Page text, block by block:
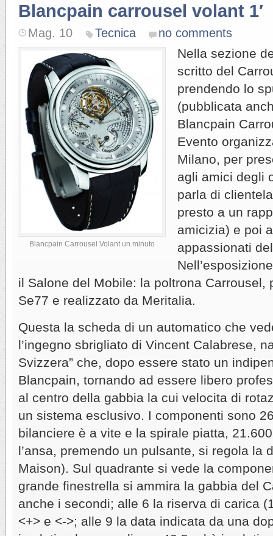
Blancpain carrousel volant 1′
Mag. 10 Tecnica no comments
Blancpain Carrousel Volant un minuto
Nella sezione
scritto del
prendendo lo
(pubblicata
Blancpain
Evento
Milano, per
agli amici degli
parla di
presto a un
amicizia) e poi
appassionati
il Salone del Mobile: la poltrona Carrousel,
Se77 e realizzato da Meritalia.
Questa la scheda di un automatico che
l’ingegno sbrigliato di Vincent Calabrese,
Svizzera” che, dopo essere stato un
Blancpain, tornando ad essere libero
al centro della gabbia la cui velocita di
un sistema esclusivo. I componenti sono
bilanciere è a vite e la spirale piatta,
l’ansa, premendo un pulsante, si regola la
Maison). Sul quadrante si vede la
grande finestrella si ammira la gabbia del
anche i secondi; alle 6 la riserva di carica
<+> e <->; alle 9 la data indicata da una